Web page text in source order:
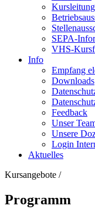
SEPA-
VHS-
Info
Empfang
Downloads
Feedback
Unser
Unsere
Login
Aktuelles
Kursangebote /
Programm